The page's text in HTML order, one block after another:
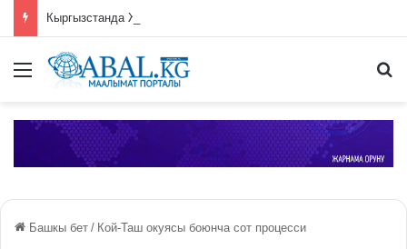
Меню
Башкы бет / Кой-Таш окуясы боюнча сот процесси